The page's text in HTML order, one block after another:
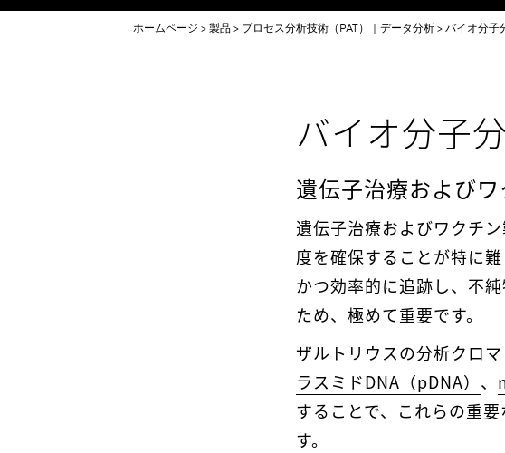
ホームページ 製品 プロセス分析技術（PAT）｜データ分析 バイオ分子
バイオ分子
遺伝子治療および
遺伝子治療およびワクチ
度を確保することが特に
かつ効率的に追跡し、不
ため、極めて重要です。
ザルトリウスの分析クロ
ラスミドDNA（pDNA） 、
することで、これらの重
す。